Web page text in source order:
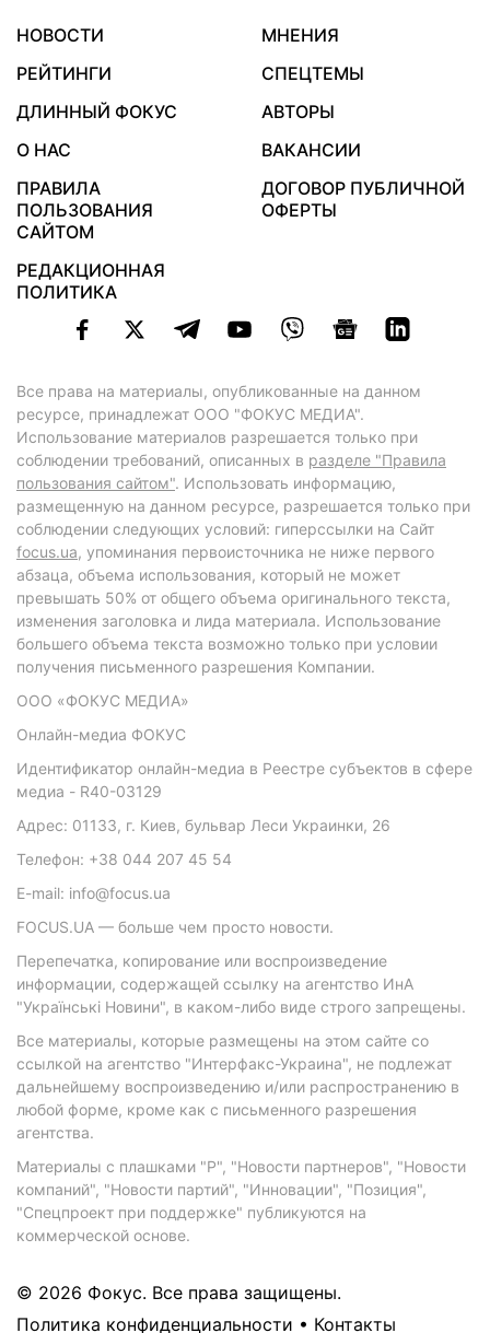
НОВОСТИ
МНЕНИЯ
РЕЙТИНГИ
СПЕЦТЕМЫ
ДЛИННЫЙ ФОКУС
АВТОРЫ
О НАС
ВАКАНСИИ
ПРАВИЛА
ПОЛЬЗОВАНИЯ
САЙТОМ
ДОГОВОР ПУБЛИЧНОЙ
ОФЕРТЫ
РЕДАКЦИОННАЯ
ПОЛИТИКА
Все права на материалы, опубликованные на данном
ресурсе, принадлежат ООО "ФОКУС МЕДИА".
Использование материалов разрешается только при
соблюдении требований, описанных в разделе "Правила
пользования сайтом". Использовать информацию,
размещенную на данном ресурсе, разрешается только при
соблюдении следующих условий: гиперссылки на Сайт
focus.ua, упоминания первоисточника не ниже первого
абзаца, объема использования, который не может
превышать 50% от общего объема оригинального текста,
изменения заголовка и лида материала. Использование
большего объема текста возможно только при условии
получения письменного разрешения Компании.
ООО «ФОКУС МЕДИА»
Онлайн-медиа ФОКУС
Идентификатор онлайн-медиа в Реестре субъектов в сфере
медиа - R40-03129
Адрес: 01133, г. Киев, бульвар Леси Украинки, 26
Телефон: +38 044 207 45 54
E-mail: info@focus.ua
FOCUS.UA — больше чем просто новости.
Перепечатка, копирование или воспроизведение
информации, содержащей ссылку на агентство ИнА
"Українські Новини", в каком-либо виде строго запрещены.
Все материалы, которые размещены на этом сайте со
ссылкой на агентство "Интерфакс-Украина", не подлежат
дальнейшему воспроизведению и/или распространению в
любой форме, кроме как с письменного разрешения
агентства.
Материалы с плашками "Р", "Новости партнеров", "Новости
компаний", "Новости партий", "Инновации", "Позиция",
"Спецпроект при поддержке" публикуются на
коммерческой основе.
© 2026 Фокус. Все права защищены.
Политика конфиденциальности • Контакты